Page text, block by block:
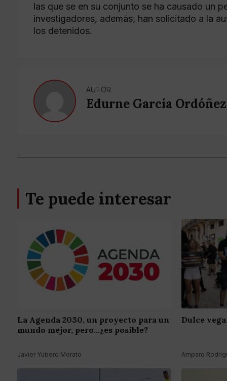
las que se en su conjunto se ha causado un
investigadores, además, han solicitado a la
los detenidos.
AUTOR
Edurne García Ordóñez
Te puede interesar
La Agenda 2030, un proyecto para un
mundo mejor, pero...¿es posible?
Javier Yubero Morato
Dulce
Amparo